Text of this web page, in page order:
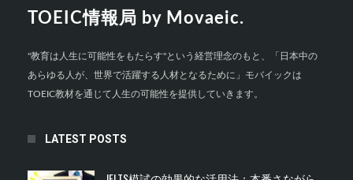
TOEIC情報局 by Movaeic.
"教育は人生に可能性をもたらす"という経営理念のもと、「日本中の
あらゆる人が、世界で活躍する人材となるために」モバイックは
TOEIC教材を通じて人生の可能性を提供していきます。
LATEST POSTS